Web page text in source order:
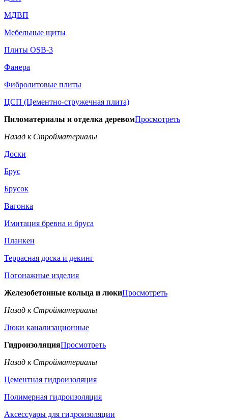
МДВП
Мебельные щиты
Плиты OSB-3
Фанера
Фибролитовые плиты
ЦСП (Цементно-стружечная плита)
Пиломатериалы и отделка деревомПросмотреть
Назад к Стройматериалы
Доски
Брус
Брусок
Вагонка
Имитация бревна и бруса
Планкен
Террасная доска и декинг
Погонажные изделия
Железобетонные кольца и люкиПросмотреть
Назад к Стройматериалы
Люки канализационные
ГидроизоляцияПросмотреть
Назад к Стройматериалы
Цементная гидроизоляция
Полимерная гидроизоляция
Аксессуары для гидроизоляции